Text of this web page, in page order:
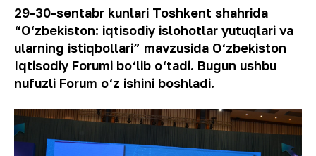
29-30-sentabr kunlari Toshkent shahrida
“O‘zbekiston: iqtisodiy islohotlar yutuqlari va
ularning istiqbollari” mavzusida O‘zbekiston
Iqtisodiy Forumi bo‘lib o‘tadi. Bugun ushbu
nufuzli Forum o‘z ishini boshladi.